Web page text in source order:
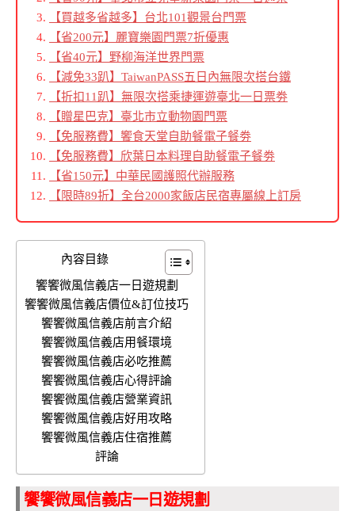
【買越多省越多】台北101觀景台門票
【省200元】麗寶樂園門票7折優惠
【省40元】野柳海洋世界門票
【減免33趴】TaiwanPASS五日內無限次搭台鐵
【折扣11趴】無限次搭乘捷運遊臺北一日票劵
【贈星巴克】臺北市立動物園門票
【免服務費】饗食天堂自助餐電子餐劵
【免服務費】欣葉日本料理自助餐電子餐劵
【省150元】中華民國護照代辦服務
【限時89折】全台2000家飯店民宿專屬線上訂房
內容目錄
饗饗微風信義店一日遊規劃
饗饗微風信義店價位&訂位技巧
饗饗微風信義店前言介紹
饗饗微風信義店用餐環境
饗饗微風信義店必吃推薦
饗饗微風信義店心得評論
饗饗微風信義店營業資訊
饗饗微風信義店好用攻略
饗饗微風信義店住宿推薦
評論
饗饗微風信義店一日遊規劃